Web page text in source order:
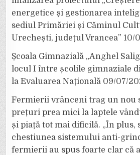
energetice și gestionarea
sediul Primăriei și Căminul
Urechești, județul Vrancea” 10/
Școala Gimnazială „Anghel
locul I între școlile gimnaziale
la Evaluarea Națională 09/07/
Fermierii vrânceni trag un nou
prețuri prea mici la laptele
și piață tot mai dificilă. „În plus,
chestiunea sistemului anti-
fermierii au spus foarte clar că